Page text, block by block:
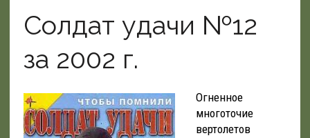
Солдат удачи №12
за 2002 г.
Огненное
многоточие
вертолетов